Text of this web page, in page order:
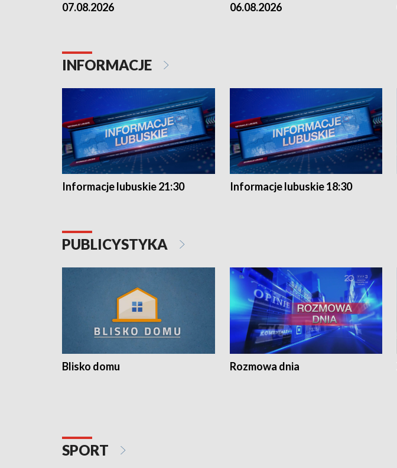
07.08.2026 06.08.2026
INFORMACJE
Informacje lubuskie 21:30 Informacje lubuskie 18:30
PUBLICYSTYKA
Blisko domu Rozmowa dnia
SPORT